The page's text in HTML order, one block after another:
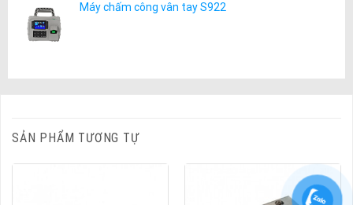
Máy chấm công vân tay S922
SẢN PHẨM TƯƠNG TỰ